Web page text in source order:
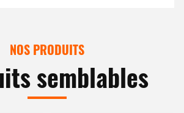
NOS PRODUITS
semblables